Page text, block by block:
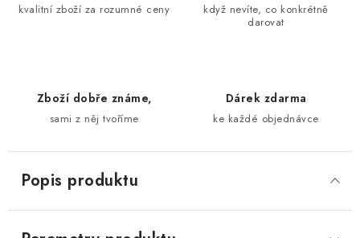
kvalitní zboží za rozumné ceny
když nevíte, co konkrétně
darovat
Zboží dobře známe,
sami z něj tvoříme
Dárek zdarma
ke každé objednávce
Popis produktu